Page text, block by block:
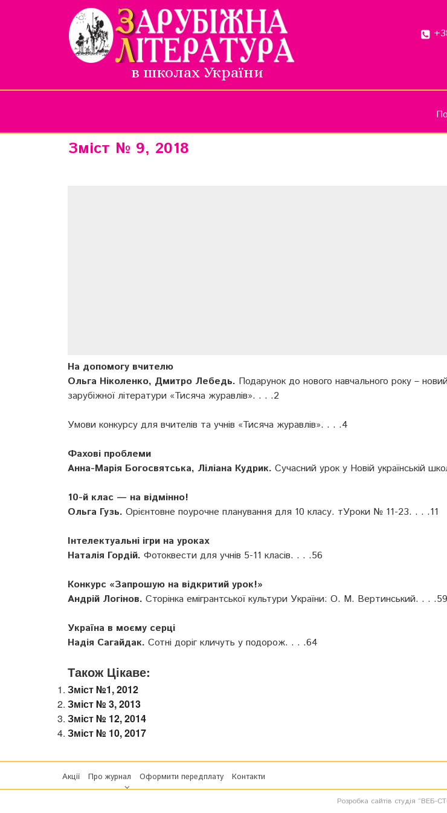
в школах України
Зміст № 9, 2018
На допомогу вчителю
Ольга Ніколенко, Дмитро Лебедь. Подарунок до нового навчального року –
зарубіжної літератури «Тисяча журавлів». . . .2
Умови конкурсу для вчителів та учнів «Тисяча журавлів». . . .4
Фахові проблеми
Анна-Марія Богосвятська, Ліліана Кудрик. Сучасний урок у Новій українській
10-й клас — на відмінно!
Ольга Гузь. Орієнтовне поурочне планування для 10 класу. тУроки № 11-23. . . .11
Інтелектуальні ігри на уроках
Наталія Гордій. Фотоквести для учнів 5-11 класів. . . .56
Конкурс «Запрошую на відкритий урок!»
Андрій Логінов. Сторінка емігрантської культури України: О. М. Вертинський. . . .59
Україна в моєму серці
Надія Сагайдак. Сотні доріг кличуть у подорож. . . .64
Також Цікаве:
Зміст №1, 2012
Зміст № 3, 2013
Зміст № 12, 2014
Зміст № 10, 2017
Акції Про журнал Оформити передплату Контакти
Розробка сайтів студія “ВЕБ-